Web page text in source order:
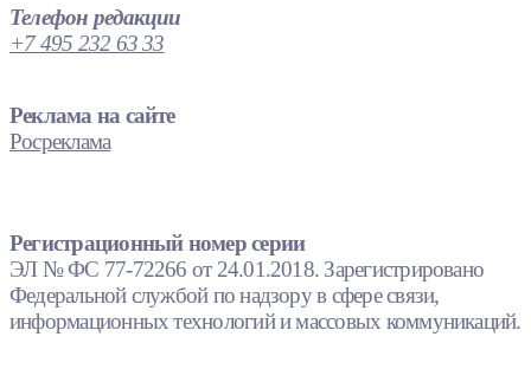
Телефон редакции
+7 495 232 63 33
Реклама на сайте
Росреклама
Регистрационный номер серии
ЭЛ № ФС 77-72266 от 24.01.2018. Зарегистрировано
Федеральной службой по надзору в сфере связи,
информационных технологий и массовых коммуникаций.